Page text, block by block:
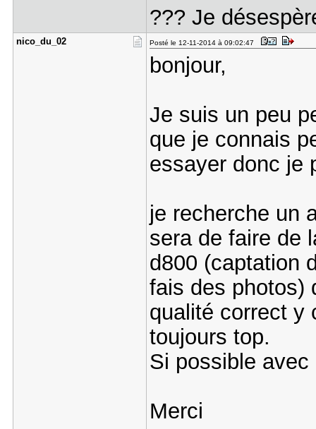
??? Je
nico_du_02 Posté le 12-11-2014 à 09:02:47
bonjour,
Je suis un peu
que je connais
essayer donc je
je recherche un
sera de faire de
d800 (captation
fais des photos)
qualité correct y
toujours top.
Si possible
Merci